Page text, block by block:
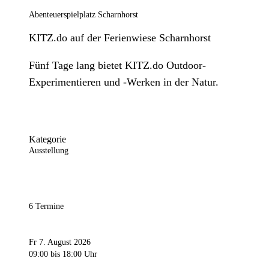
Abenteuerspielplatz Scharnhorst
KITZ.do auf der Ferienwiese Scharnhorst
Fünf Tage lang bietet KITZ.do Outdoor-
Experimentieren und -Werken in der Natur.
Kategorie
Ausstellung
6 Termine
Fr 7. August 2026
09:00 bis 18:00 Uhr